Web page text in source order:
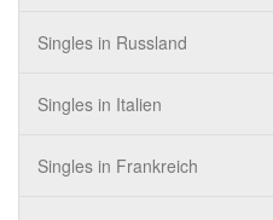
Singles in Russland
Singles in Italien
Singles in Frankreich